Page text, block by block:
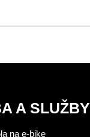
A SLUŽBY
na e-bike